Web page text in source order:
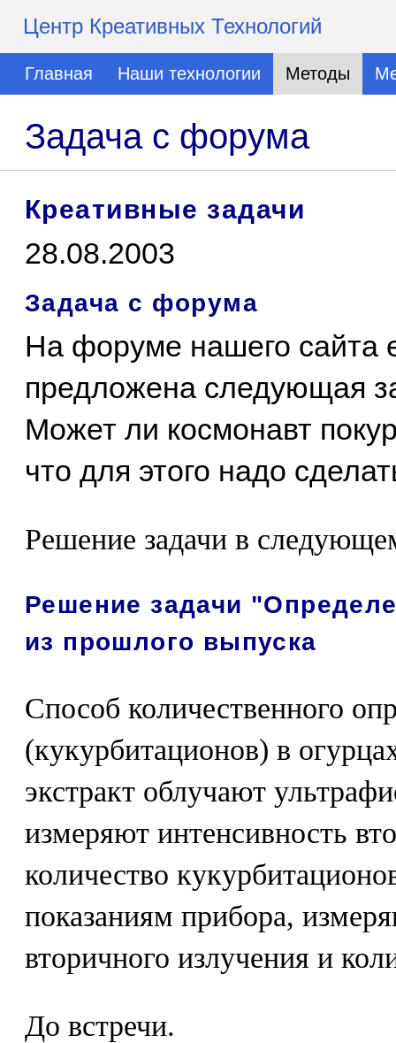
Центр Креативных Технологий
Главная Наши технологии Методы
Задача с форума
Креативные задачи
28.08.2003
Задача с форума
На форуме нашего сайта
предложена следующая
Может ли космонавт
что для этого надо
Решение задачи в
Решение задачи
из прошлого выпуска
Способ количественного
(кукурбитационов) в
экстракт облучают
измеряют интенсивность
количество
показаниям прибора,
вторичного излучения и
До встречи.